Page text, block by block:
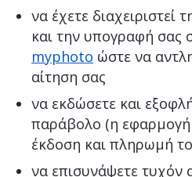
να έχετε διαχειριστεί
και την υπογραφή σας
myphoto ώστε να
αίτηση σας
να εκδώσετε και
παράβολο (η εφαρμογή
έκδοση και πληρωμή
να επισυνάψετε τυχόν